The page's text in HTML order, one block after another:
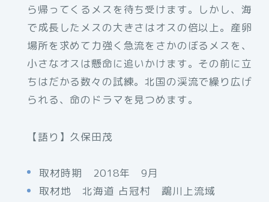
ら帰ってくるメスを待ち受けます。しかし、海
で成長したメスの大きさはオスの倍以上。産卵
場所を求めて力強く急流をさかのぼるメスを、
小さなオスは懸命に追いかけます。その前に立
ちはだかる数々の試練。北国の渓流で繰り広げ
られる、命のドラマを見つめます。
【語り】久保田茂
取材時期 2018年 9月
取材地 北海道 占冠村 鵡川上流域